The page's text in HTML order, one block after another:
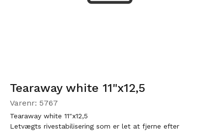
Tearaway white 11"x12,5
Varenr: 5767
Tearaway white 11"x12,5
Letvægts rivestabilisering som er let at fjerne efter